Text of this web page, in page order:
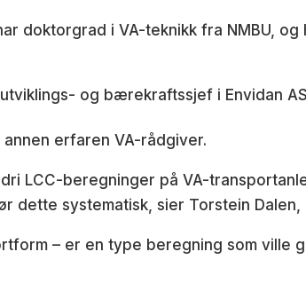
doktorgrad i VA-teknikk fra NMBU,
og bærekraftssjef i Envidan
erfaren VA-rådgiver.
LCC-beregninger på VA-
dette systematisk, sier Torstein Dalen,
– er en type beregning som